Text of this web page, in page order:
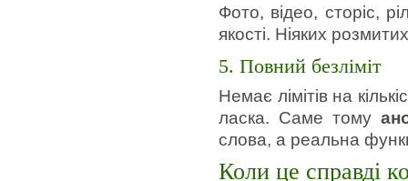
Фото, відео, сторіс,
якості. Ніяких
5. Повний безліміт
Немає лімітів на
ласка. Саме тому
слова, а реальна
Коли це справді